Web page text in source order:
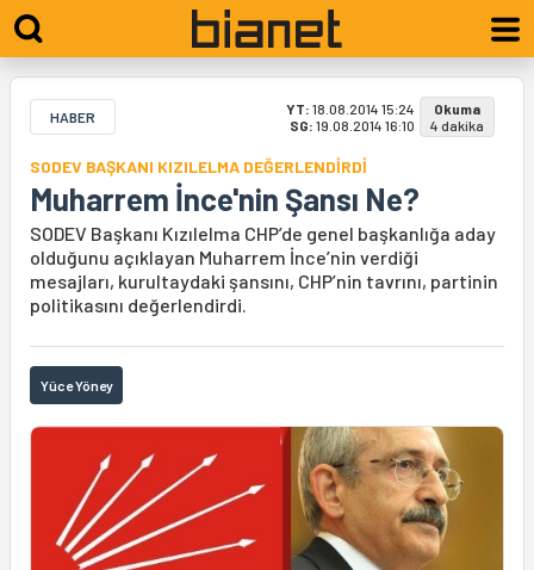
HABER YT: 18.08.2014 15:24
SG: 19.08.2014 16:10
Okuma
4 dakika
SODEV BAŞKANI KIZILELMA DEĞERLENDİRDİ
Muharrem İnce'nin Şansı Ne?
SODEV Başkanı Kızılelma CHP’de genel başkanlığa aday
olduğunu açıklayan Muharrem İnce’nin verdiği
mesajları, kurultaydaki şansını, CHP’nin tavrını, partinin
politikasını değerlendirdi.
Yüce Yöney